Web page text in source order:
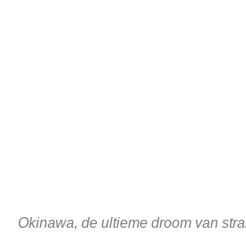
Okinawa, de ultieme droom van